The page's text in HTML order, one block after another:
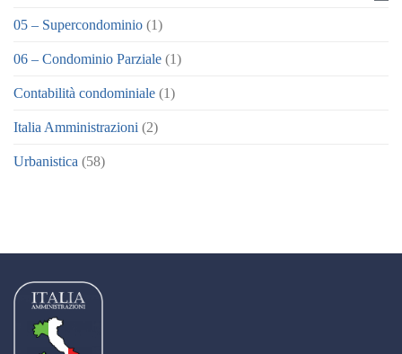
05 – Supercondominio (1)
06 – Condominio Parziale (1)
Contabilità condominiale (1)
Italia Amministrazioni (2)
Urbanistica (58)